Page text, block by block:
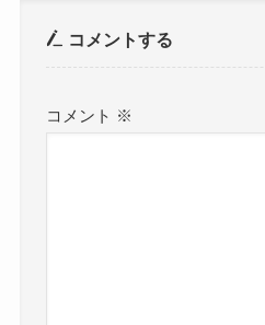
コメントする
コメント ※